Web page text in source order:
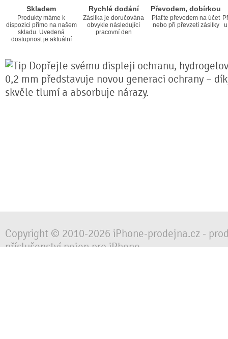
Skladem
Produkty máme k
dispozici přímo na našem
skladu. Uvedená
dostupnost je aktuální
Rychlé dodání
Zásilka je doručována
obvykle následující
pracovní den
Převodem, dobírkou
Plaťte převodem na účet
nebo při převzetí zásilky
Dopřejte svému displeji ochranu,
0,2 mm představuje novou generaci ochrany –
skvěle tlumí a absorbuje nárazy.
Copyright © 2010-2026 iPhone-prodejna.cz -
příslušenství nejen pro iPhone